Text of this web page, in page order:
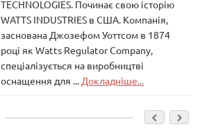
TECHNOLOGIES. Починає свою історію
WATTS INDUSTRIES в США. Компанія,
заснована Джозефом Уоттсом в 1874
році як Watts Regulator Company,
спеціалізується на виробництві
оснащення для ... Докладніше...